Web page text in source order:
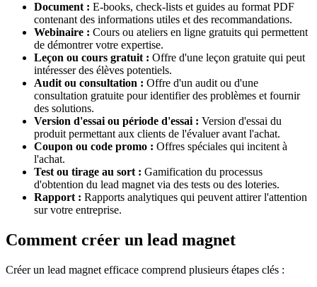
Document : E-books, check-lists et guides au format PDF
contenant des informations utiles et des recommandations.
Webinaire : Cours ou ateliers en ligne gratuits qui permettent
de démontrer votre expertise.
Leçon ou cours gratuit : Offre d'une leçon gratuite qui peut
intéresser des élèves potentiels.
Audit ou consultation : Offre d'un audit ou d'une
consultation gratuite pour identifier des problèmes et fournir
des solutions.
Version d'essai ou période d'essai : Version d'essai du
produit permettant aux clients de l'évaluer avant l'achat.
Coupon ou code promo : Offres spéciales qui incitent à
l'achat.
Test ou tirage au sort : Gamification du processus
d'obtention du lead magnet via des tests ou des loteries.
Rapport : Rapports analytiques qui peuvent attirer l'attention
sur votre entreprise.
Comment créer un lead magnet
Créer un lead magnet efficace comprend plusieurs étapes clés :